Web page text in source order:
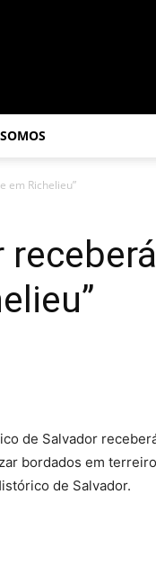
em Richelieu”
de Salvador
bordados em
de Salvador.